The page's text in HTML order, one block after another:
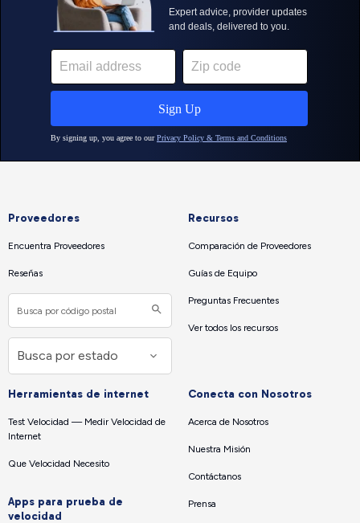
Proveedores
Encuentra Proveedores
Reseñas
Recursos
Comparación de Proveedores
Guías de Equipo
Preguntas Frecuentes
Ver todos los recursos
Herramientas de internet
Test Velocidad — Medir Velocidad de
Internet
Que Velocidad Necesito
Apps para prueba de
velocidad
Conecta con Nosotros
Acerca de Nosotros
Nuestra Misión
Contáctanos
Prensa